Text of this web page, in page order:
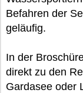
Befahren der
geläufig.
In der
direkt zu den
Gardasee oder